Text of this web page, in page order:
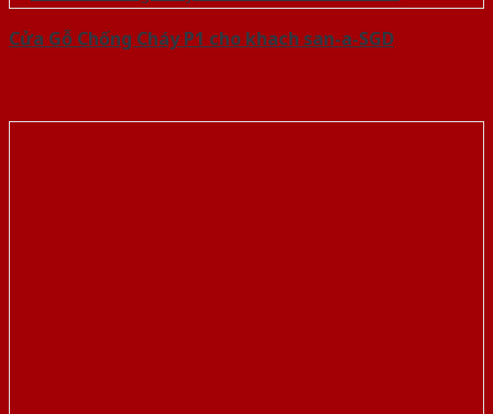
Cửa Gỗ Chống Cháy P1 cho khach san-a-SGD